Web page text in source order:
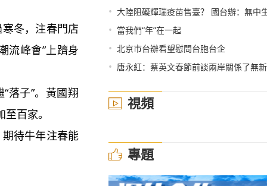
冬，注春門店
流峰會”上躋身
子”。黃國翔
百家。
待牛年注春能
• 大陸阻礙輝瑞疫苗售臺？ 國台辦：無中
• 當我們“年”在一起
• 北京市台辦看望慰問台胞台企
• 唐永紅：蔡英文春節前談兩岸關係了無
視頻
專題